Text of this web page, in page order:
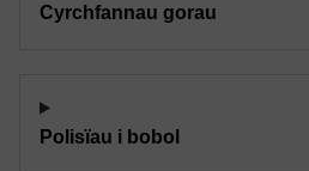
Cyrchfannau gorau
Polisïau i bobol